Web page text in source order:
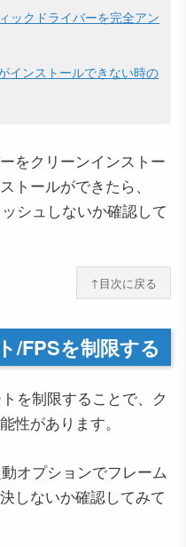
ックドライバーを完全アン
インストールできない時の
をクリーンインストー
トールができたら、
シュしないか確認して
↑目次に戻る
/FPSを制限する
を制限することで、ク
性があります。
オプションでフレーム
しないか確認してみて